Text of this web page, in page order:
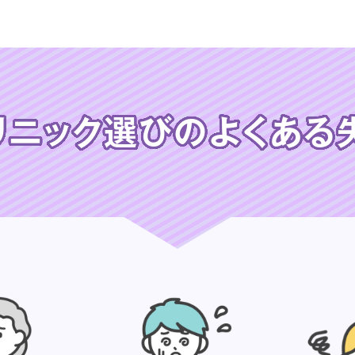
ニック選びのよくある